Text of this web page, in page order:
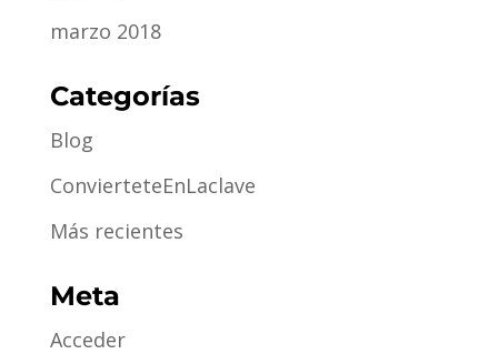
marzo 2018
Categorías
Blog
ConvierteteEnLaclave
Más recientes
Meta
Acceder